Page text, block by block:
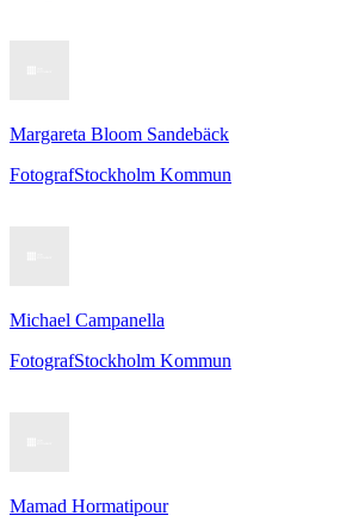
Margareta Bloom Sandebäck
FotografStockholm Kommun
Michael Campanella
FotografStockholm Kommun
Mamad Hormatipour